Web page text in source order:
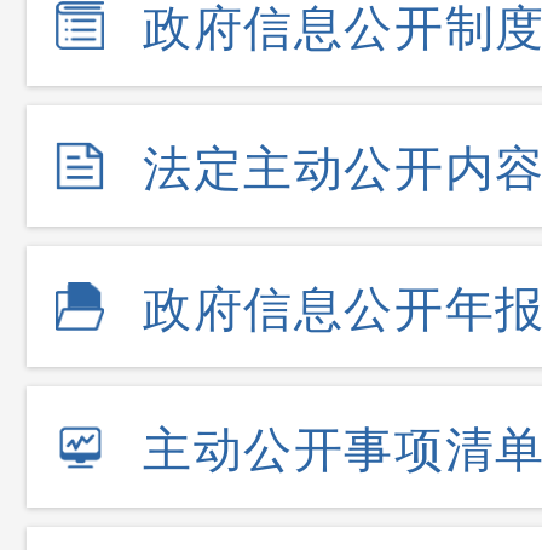
政府信息公开制
法定主动公开内
政府信息公开年
主动公开事项清